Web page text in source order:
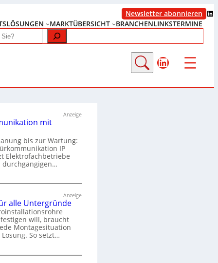
Newsletter abonnieren LinkedIn
LÖSUNGEN MARKTÜBERSICHT BRANCHENLINKSTERMINE
LinkedIn
Anzeige
mit
bis zur Wartung:
IP
Elektrofachbetriebe
durchgängigen…
Anzeige
alle Untergründe
will, braucht
Montagesituation
So setzt…